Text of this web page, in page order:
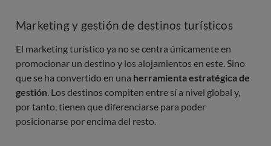
Marketing y gestión de destinos turísticos
El marketing turístico ya no se centra únicamente en
promocionar un destino y los alojamientos en este. Sino
que se ha convertido en una herramienta estratégica de
gestión. Los destinos compiten entre sí a nivel global y,
por tanto, tienen que diferenciarse para poder
posicionarse por encima del resto.